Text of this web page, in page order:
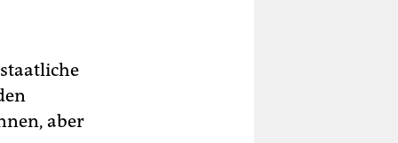
aber